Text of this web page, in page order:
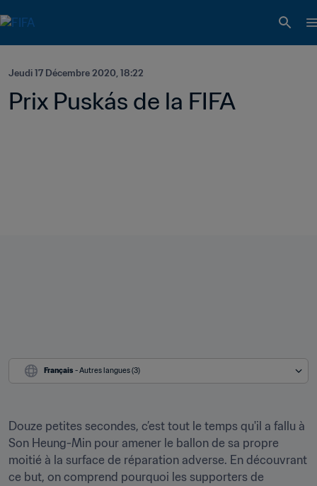
Jeudi 17 Décembre 2020, 18:22
Prix Puskás de la FIFA
Français - Autres langues (3)
Douze petites secondes, c’est tout le temps qu'il a fallu à
Son Heung-Min pour amener le ballon de sa propre
moitié à la surface de réparation adverse. En découvrant
ce but, on comprend pourquoi les supporters de